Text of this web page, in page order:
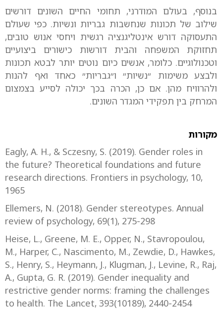
בנוסף, בעולם המודרני, תחומי החיים השונים דורשים
שילוב של תכונות שנחשבות גבריות ונשיות. כפי שעולם
התעסוקה דורש אינטליגנציה רגשית ויחסי אנוש טובים,
תחזוקת המשפחה והבית דורשות כישורים ביצועיים
וטכנולוגיים. כלומר, אנשים כיום נוטים יותר לבטא תכונות
ולבצע משימות ״נשיות״ ו״גבריות״ כאחד ואף להנות
ולהרוויח מהן. אם כן, הכרה בכך יכולה לסייע בצמצום
המרחק בין תפקידי המגדר השונים.
מקורות
Eagly, A. H., & Sczesny, S. (2019). Gender roles in
the future? Theoretical foundations and future
research directions. Frontiers in psychology, 10,
1965
Ellemers, N. (2018). Gender stereotypes. Annual
review of psychology, 69(1), 275-298
Heise, L., Greene, M. E., Opper, N., Stavropoulou,
M., Harper, C., Nascimento, M., Zewdie, D., Hawkes,
S., Henry, S., Heymann, J., Klugman, J., Levine, R., Raj,
A., Gupta, G. R. (2019). Gender inequality and
restrictive gender norms: framing the challenges
to health. The Lancet, 393(10189), 2440-2454